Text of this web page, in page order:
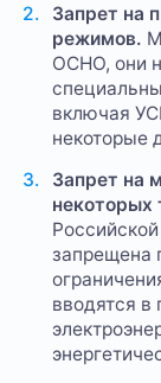
Запрет на
режимов.
ОСНО, они
включая
некоторые
Запрет на
некоторых
запрещена
вводятся в